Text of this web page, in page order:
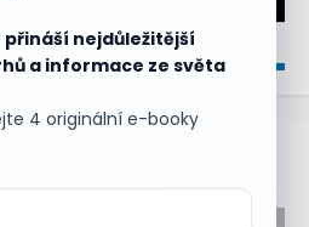
nejdůležitější
a informace ze světa
4 originální e-booky